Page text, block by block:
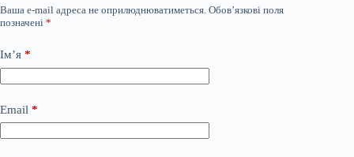
Ваша e-mail адреса не оприлюднюватиметься. Обов’язкові поля
позначені *
Ім’я *
Email *